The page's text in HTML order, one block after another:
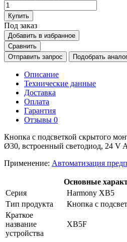
Купить
Под заказ
Добавить в избранное
Сравнить
Отправить запрос
Подобрать
Описание
Технические данные
Доставка
Оплата
Гарантия
Отзывы 0
Кнопка с подсветкой скрытого
Ø30, встроенный светодиод, 24
Применение: Автоматизация
Основные
Серия
Harmony XB5
Тип продукта
Кнопка с
Краткое
название
устройства
XB5F